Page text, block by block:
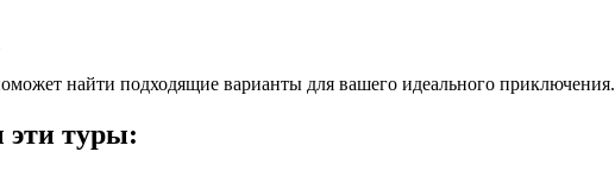
найти подходящие варианты для вашего идеального приключения.
эти туры: